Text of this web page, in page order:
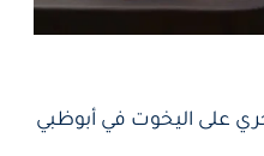
على اليخوت في أبوظبي